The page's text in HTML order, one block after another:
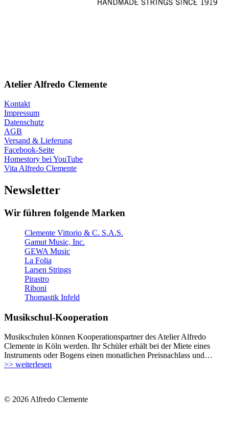
Atelier Alfredo Clemente
Kontakt
Impressum
Datenschutz
AGB
Versand & Lieferung
Facebook-Seite
Homestory bei YouTube
Vita Alfredo Clemente
Newsletter
Wir führen folgende Marken
Clemente Vittorio & C. S.A.S.
Gamut Music, Inc.
GEWA Music
La Folia
Larsen Strings
Pirastro
Riboni
Thomastik Infeld
Musikschul-Kooperation
Musikschulen können Kooperationspartner des Atelier Alfredo
Clemente in Köln werden. Ihr Schüler erhält bei der Miete eines
Instruments oder Bogens einen monatlichen Preisnachlass und…
>> weiterlesen
© 2026 Alfredo Clemente